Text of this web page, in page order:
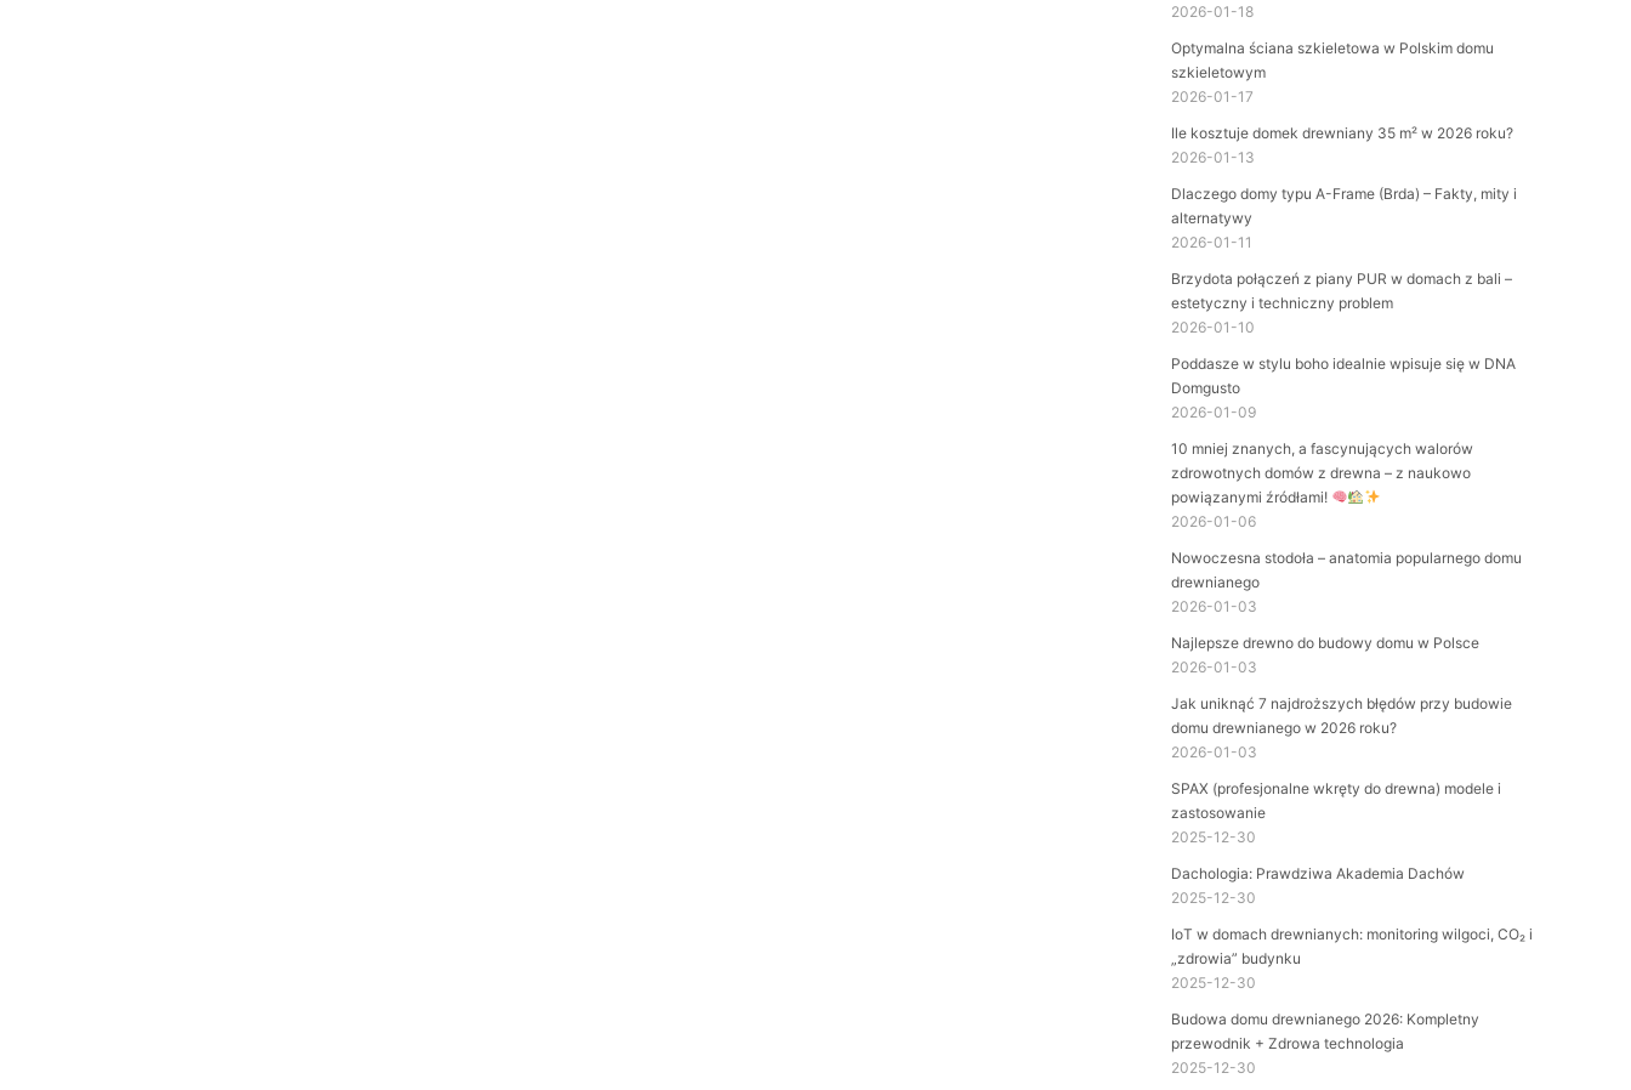
2026-01-18
Optymalna ściana szkieletowa w Polskim domu
szkieletowym
2026-01-17
Ile kosztuje domek drewniany 35 m² w 2026 roku?
2026-01-13
Dlaczego domy typu A-Frame (Brda) – Fakty, mity i
alternatywy
2026-01-11
Brzydota połączeń z piany PUR w domach z bali –
estetyczny i techniczny problem
2026-01-10
Poddasze w stylu boho idealnie wpisuje się w DNA
Domgusto
2026-01-09
10 mniej znanych, a fascynujących walorów
zdrowotnych domów z drewna – z naukowo
powiązanymi źródłami!
2026-01-06
Nowoczesna stodoła – anatomia popularnego domu
drewnianego
2026-01-03
Najlepsze drewno do budowy domu w Polsce
2026-01-03
Jak uniknąć 7 najdroższych błędów przy budowie
domu drewnianego w 2026 roku?
2026-01-03
SPAX (profesjonalne wkręty do drewna) modele i
zastosowanie
2025-12-30
Dachologia: Prawdziwa Akademia Dachów
2025-12-30
IoT w domach drewnianych: monitoring wilgoci, CO₂ i
„zdrowia” budynku
2025-12-30
Budowa domu drewnianego 2026: Kompletny
przewodnik + Zdrowa technologia
2025-12-30